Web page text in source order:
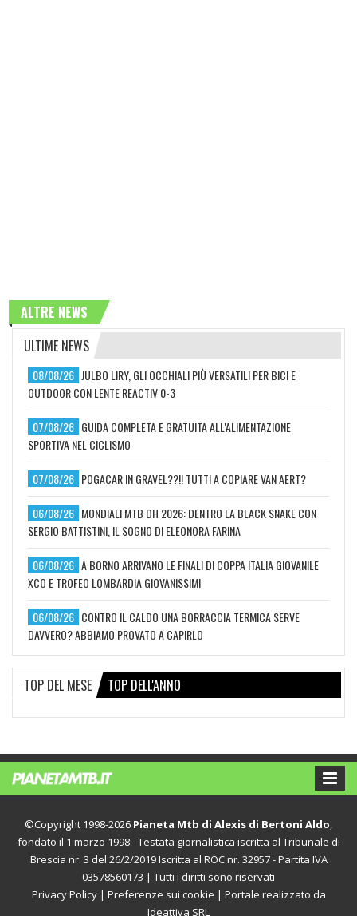
ALTRE NEWS
ULTIME NEWS
08/08/26 JULBO LIRY, GLI OCCHIALI PIÙ VERSATILI PER BICI E
OUTDOOR CON LENTE REACTIV 0-3
07/08/26 GUIDA COMPLETA E GRATUITA ALL'ALIMENTAZIONE
SPORTIVA NEL CICLISMO
07/08/26 POGACAR IN GRAVEL??!! TUTTI A COPIARE VAN AERT?
06/08/26 MONDIALI MTB DH 2026: DENTRO LA BLACK SNAKE CON
SERGIO BATTISTINI, IL SOGNO DI ELEONORA FARINA
06/08/26 A BORNO ARRIVANO LE FINALI DI COPPA ITALIA GIOVANILE
XCO E TROFEO LOMBARDIA GIOVANISSIMI
06/08/26 CONTRO IL CALDO UNA BORRACCIA TERMICA SERVE
DAVVERO? ABBIAMO PROVATO A CAPIRLO
TOP DEL MESE TOP DELL'ANNO
©Copyright 1998-2026 Pianeta Mtb di Alexis di Bertoni Aldo,
fondato il 1 marzo 1998 - Testata giornalistica iscritta al Tribunale di
Brescia nr. 3 del 26/2/2019 Iscritta al ROC nr. 32957 - Partita IVA
03578560173 | Tutti i diritti sono riservati
Privacy Policy| Preferenze sui cookie | Portale realizzato da
Ideattiva SRL